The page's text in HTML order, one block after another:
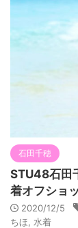
石田千穂
STU48石田
着オフショ
2020/12/5
ちほ
水着